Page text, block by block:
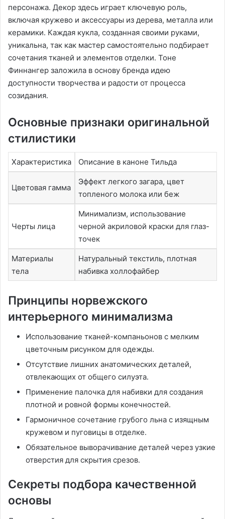
персонажа․ Декор здесь играет ключевую роль,
включая кружево и аксессуары из дерева, металла или
керамики․ Каждая кукла, созданная своими руками,
уникальна, так как мастер самостоятельно подбирает
сочетания тканей и элементов отделки․ Тоне
Финнангер заложила в основу бренда идею
доступности творчества и радости от процесса
созидания․
Основные признаки оригинальной
стилистики
Характеристика Описание в каноне Тильда
Цветовая гамма
Эффект легкого загара, цвет
топленого молока или беж
Черты лица
Минимализм, использование
черной акриловой краски для глаз-
точек
Материалы
тела
Натуральный текстиль, плотная
набивка холлофайбер
Принципы норвежского
интерьерного минимализма
Использование тканей-компаньонов с мелким
цветочным рисунком для одежды․
Отсутствие лишних анатомических деталей,
отвлекающих от общего силуэта․
Применение палочка для набивки для создания
плотной и ровной формы конечностей․
Гармоничное сочетание грубого льна с изящным
кружевом и пуговицы в отделке․
Обязательное выворачивание деталей через узкие
отверстия для скрытия срезов․
Секреты подбора качественной
основы